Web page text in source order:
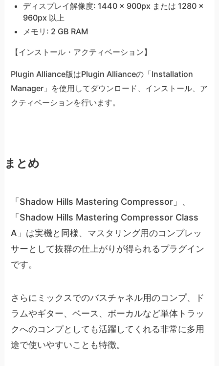
ディスプレイ解像度: 1440 × 900px または 1280 ×
960px 以上
メモリ: 2 GB RAM
【インストール・アクティベーション】
Plugin Alliance版はPlugin Allianceの「Installation
Manager」を使用してダウンロード、インストール、ア
クティベーションを行います。
まとめ
「Shadow Hills Mastering Compressor」、
「Shadow Hills Mastering Compressor Class
A」は実機と同様、マスタリング用のコンプレッ
サーとして抜群の仕上がりが得られるプラグイン
です。
さらにミックスでのバスチャネル用のコンプ、ド
ラムやギター、ベース、ボーカルなど単体トラッ
クへのコンプとしても活躍してくれる非常に多用
途で使いやすいことも特徴。